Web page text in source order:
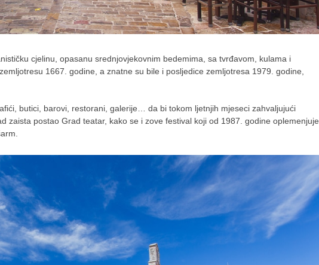
cjelinu, opasanu srednjovjekovnim bedemima, sa tvrđavom, kulama i
1667. godine, a znatne su bile i posljedice zemljotresa 1979. godine,
butici, barovi, restorani, galerije… da bi tokom ljetnjih mjeseci zahvaljujući
zaista postao Grad teatar, kako se i zove festival koji od 1987. godine oplemenjuje